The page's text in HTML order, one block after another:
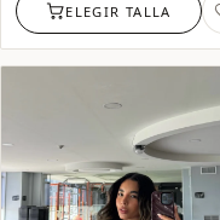
ELEGIR TALLA